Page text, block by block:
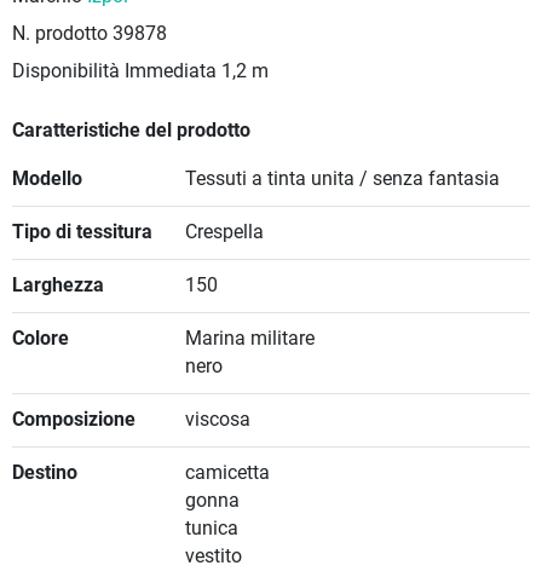
N. prodotto 39878
Disponibilità Immediata 1,2 m
Caratteristiche del prodotto
Modello Tessuti a tinta unita / senza fantasia
Tipo di tessitura Crespella
Larghezza 150
Colore
Marina militare
nero
Composizione viscosa
Destino
camicetta
gonna
tunica
vestito